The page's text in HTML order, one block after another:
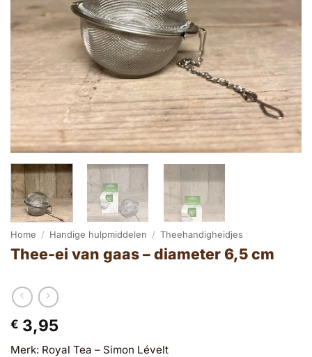
Home / Handige hulpmiddelen / Theehandigheidjes
Thee-ei van gaas – diameter 6,5 cm
€ 3,95
Merk: Royal Tea – Simon Lévelt